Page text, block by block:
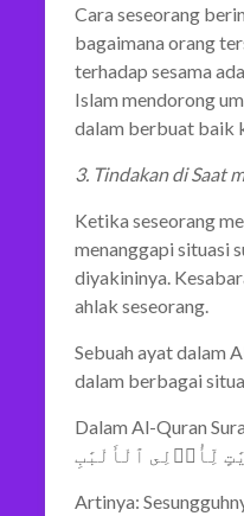
Cara seseorang
bagaimana orang
terhadap sesama
Islam mendorong
dalam berbuat baik
3. Tindakan di Saat
Ketika seseorang
menanggapi situasi
diyakininya.
ahlak seseorang.
Sebuah ayat dalam
dalam berbagai
Dalam Al-Quran
لِّأُو۟لِى ٱلْأَلْبَٰبِ
Artinya: